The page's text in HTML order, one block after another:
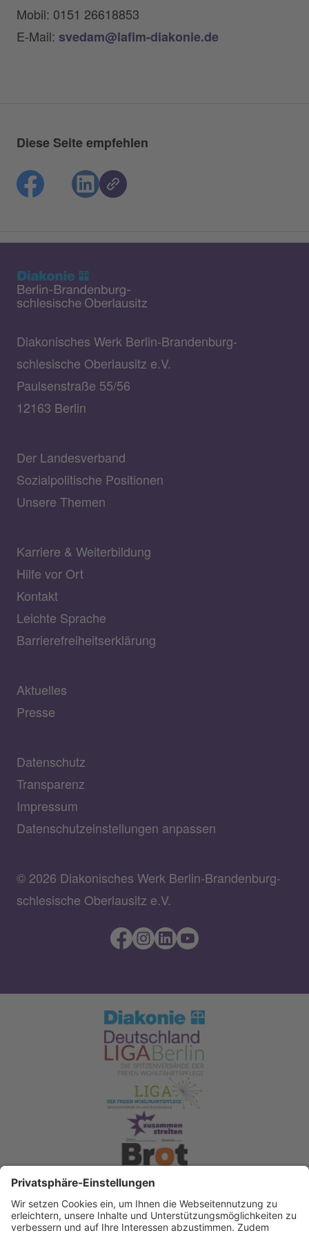
Mobil: 0151 26618853
E-Mail: svedam@lafim-diakonie.de
Diese Seite empfehlen
Diakonisches Werk Berlin-Brandenburg-
schlesische Oberlausitz e.V.
Paulsenstraße 55/56
12163 Berlin
Der Landesverband
Sozialpolitische Positionen
Unsere Themen
Karriere & Weiterbildung
Hilfe vor Ort
Kontakt
Leichte Sprache
Barrierefreiheitserklärung
Aktuelles
Presse
Datenschutz
Transparenz
Impressum
Datenschutzeinstellungen anpassen
© 2026 Diakonisches Werk Berlin-Brandenburg-
schlesische Oberlausitz e.V.